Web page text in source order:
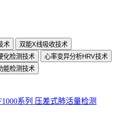
术
双能X线吸收技术
化检测技术
心率变异分析HRV技术
能检测技术